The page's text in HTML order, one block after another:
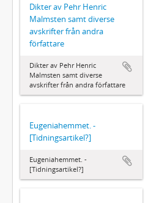
Dikter av Pehr Henric
Malmsten samt diverse
avskrifter från andra
författare
Dikter av Pehr Henric
Malmsten samt diverse
avskrifter från andra författare
Eugeniahemmet. -
[Tidningsartikel?]
Eugeniahemmet. -
[Tidningsartikel?]